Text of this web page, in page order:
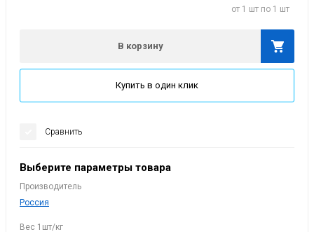
от 1 шт по 1 шт
В корзину
Купить в один клик
Сравнить
Выберите параметры товара
Производитель
Россия
Вес 1шт/кг